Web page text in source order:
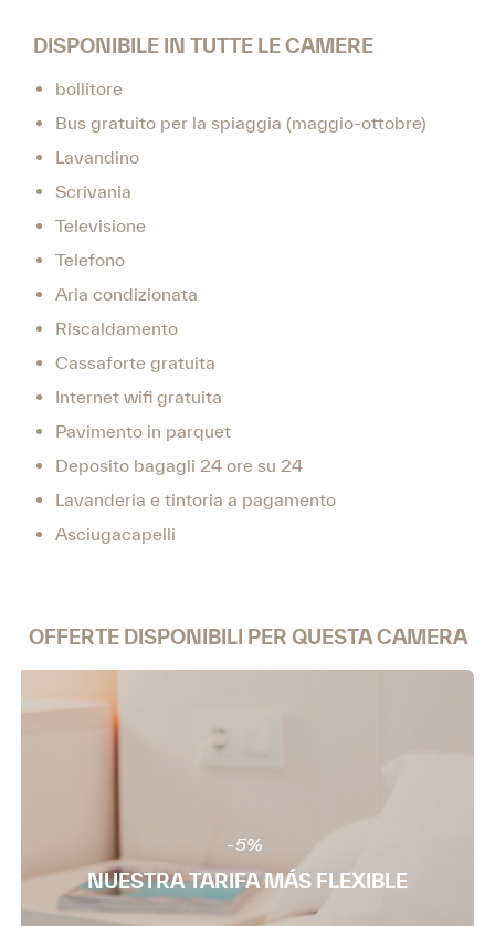
DISPONIBILE IN TUTTE LE CAMERE
bollitore
Bus gratuito per la spiaggia (maggio-ottobre)
Lavandino
Scrivania
Televisione
Telefono
Aria condizionata
Riscaldamento
Cassaforte gratuita
Internet wifi gratuita
Pavimento in parquet
Deposito bagagli 24 ore su 24
Lavanderia e tintoria a pagamento
Asciugacapelli
OFFERTE DISPONIBILI PER QUESTA CAMERA
NUESTRA TARIFA MÁS FLEXIBLE
-5%